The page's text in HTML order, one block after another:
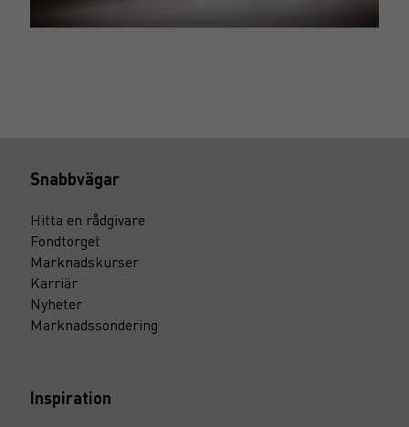
Snabbvägar
Hitta en rådgivare
Fondtorget
Marknadskurser
Karriär
Nyheter
Marknadssondering
Inspiration